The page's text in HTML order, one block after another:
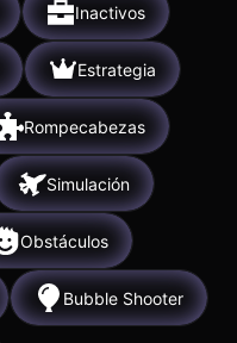
Inactivos
Estrategia
Rompecabezas
Simulación
Obstáculos
Bubble Shooter